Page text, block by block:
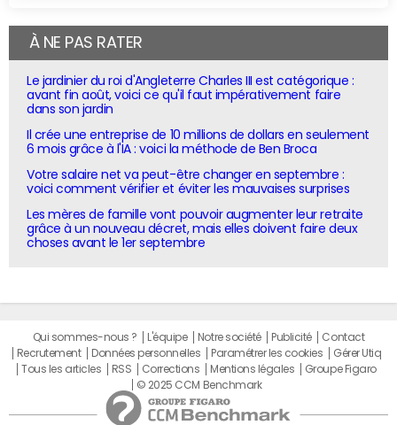
À NE PAS RATER
Le jardinier du roi d'Angleterre Charles III est catégorique :
avant fin août, voici ce qu'il faut impérativement faire
dans son jardin
Il crée une entreprise de 10 millions de dollars en seulement
6 mois grâce à l'IA : voici la méthode de Ben Broca
Votre salaire net va peut-être changer en septembre :
voici comment vérifier et éviter les mauvaises surprises
Les mères de famille vont pouvoir augmenter leur retraite
grâce à un nouveau décret, mais elles doivent faire deux
choses avant le 1er septembre
Qui sommes-nous ? L'équipe Notre société Publicité
Contact
Recrutement
Données personnelles Paramétrer les cookies
Gérer Utiq
Tous les articles
RSS Corrections Mentions légales
Groupe Figaro
© 2025 CCM Benchmark